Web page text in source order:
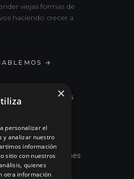
viejas formas de
haciendo crecer a
→
SOLUCIONES
Equipos
Organizaciones
El Club
×
personalizar el
y analizar nuestro
información
sitio con nuestros
quienes
otra información